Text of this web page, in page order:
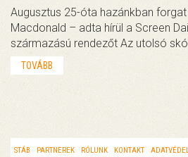
Augusztus 25-óta hazánkban
Macdonald – adta hírül a Screen
származású rendezőt Az utolsó
TOVÁBB
STÁB PARTNEREK RÓLUNK KONTAKT